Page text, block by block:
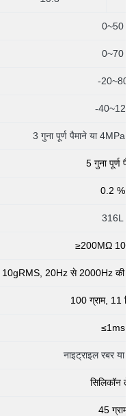
0~50
0~70
-20~80
-40~125
3 गुना पूर्ण पैमाने या 4MPa के
5 गुना पूर्ण
0.2 %
316L
≥200MΩ
10gRMS, 20Hz से 2000Hz की
100 ग्राम, 11
≤1ms
नाइट्राइल रबर या
सिलिकॉन तेल
45 ग्राम